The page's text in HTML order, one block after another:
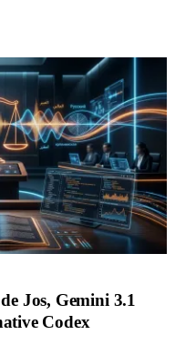
Jos, Gemini 3.1
Codex